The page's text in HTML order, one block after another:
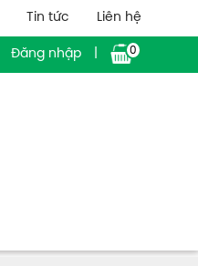
Tin tức Liên hệ
Đăng nhập 0